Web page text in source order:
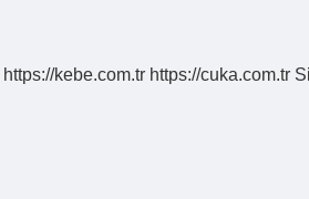
https://kebe.com.tr https://cuka.com.tr